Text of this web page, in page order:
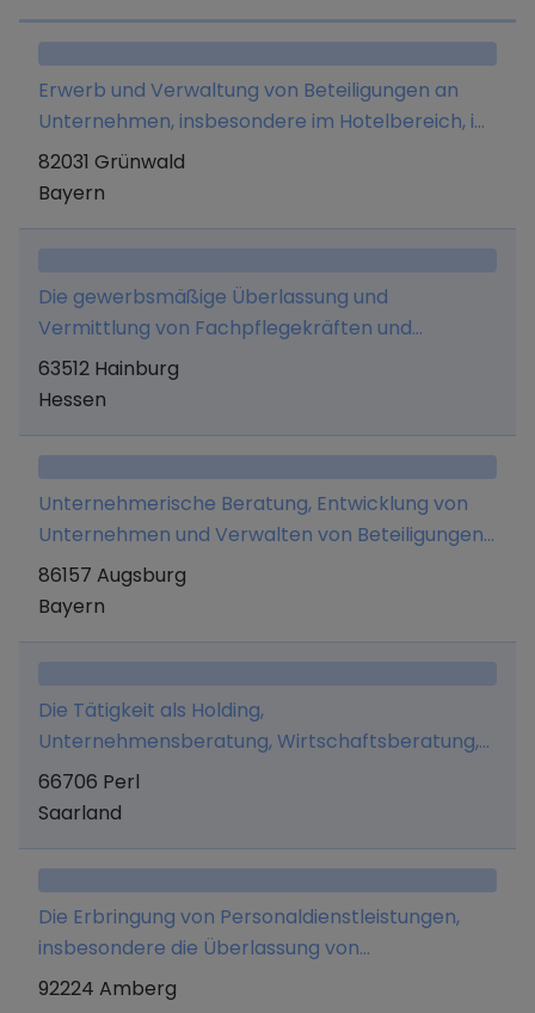
Erwerb und Verwaltung von Beteiligungen an
Unternehmen, insbesondere im Hotelbereich, im
eigenen Namen und auf eigene Rechnung und
nicht als Dienstleistung für Dritte.
82031 Grünwald
Bayern
Die gewerbsmäßige Überlassung und
Vermittlung von Fachpflegekräften und
medizinischen Personal sowie alle damit
verbundenen Tätigkeiten.
63512 Hainburg
Hessen
Unternehmerische Beratung, Entwicklung von
Unternehmen und Verwalten von Beteiligungen
und Vermögen sowie diesbezügliche
Dienstleistungen einschließlich der Übernahme
Geschäfte nach dem KWG.
86157 Augsburg
Bayern
Die Tätigkeit als Holding,
Unternehmensberatung, Wirtschaftsberatung,
Verwaltung eigenen Vermögens, Marketing und
Managementaufgaben.
66706 Perl
Saarland
Die Erbringung von Personaldienstleistungen,
insbesondere die Überlassung von
Arbeitnehmern.
92224 Amberg